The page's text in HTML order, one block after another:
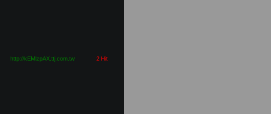
http://kEMlzpAX.ttj.com.tw 2 Hit